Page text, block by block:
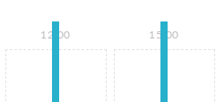
12:00 15:00